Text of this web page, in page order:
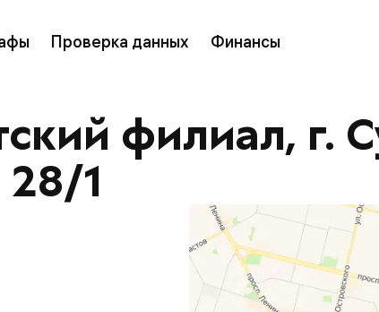
Проверка данных Финансы
филиал, г.
1